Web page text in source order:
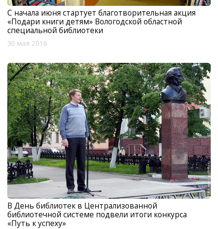
С начала июня стартует благотворительная акция
«Подари книги детям» Вологодской областной
специальной библиотеки
30 мая 2016
В День библиотек в Централизованной
библиотечной системе подвели итоги конкурса
«Путь к успеху»